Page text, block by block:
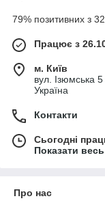
79% позитивних з
Працює з
м. Київ
вул. Ізюмська
Україна
Контакти
Сьогодні
Показати
Про нас